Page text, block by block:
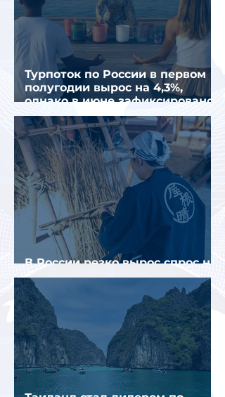
Турпоток по России в первом
полугодии вырос на 4,3%,
однако в июне зафиксировано
снижение
В России резко вырос спрос на
отели без звезд